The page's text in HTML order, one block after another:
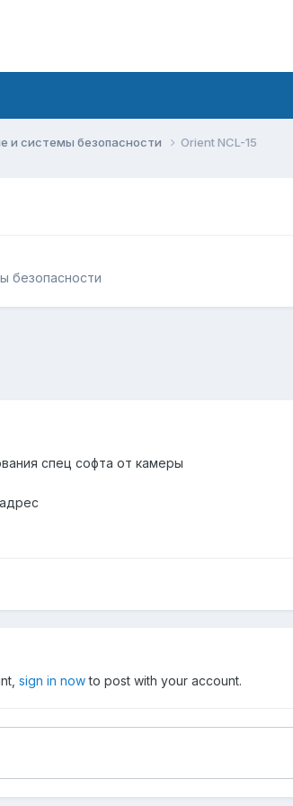
и системы безопасности Orient NCL-15
безопасности
спец софта от камеры
sign in nowto post with your account.